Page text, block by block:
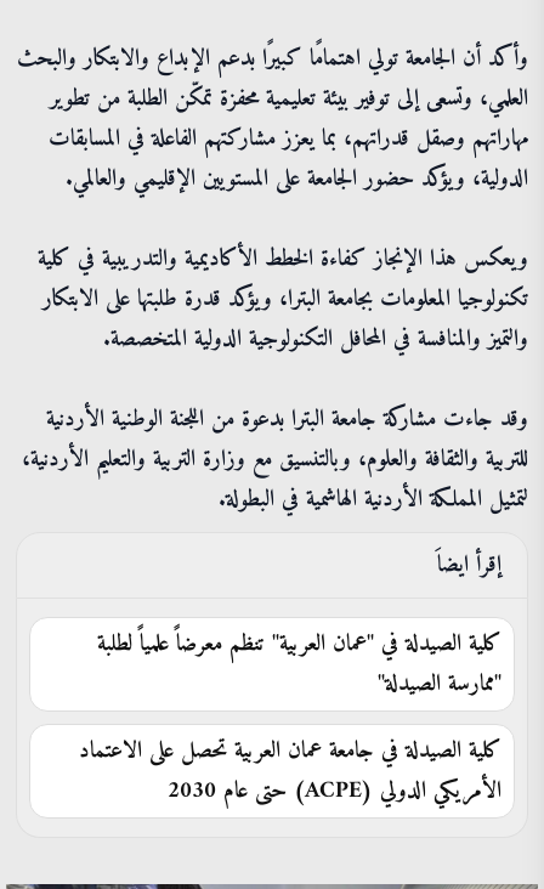
وأكد أن الجامعة تولي اهتمامًا كبيرًا بدعم الإبداع والابتكار والبحث
العلمي، وتسعى إلى توفير بيئة تعليمية محفزة تمكّن الطلبة من تطوير
مهاراتهم وصقل قدراتهم، بما يعزز مشاركتهم الفاعلة في المسابقات
الدولية، ويؤكد حضور الجامعة على المستويين الإقليمي والعالمي.
ويعكس هذا الإنجاز كفاءة الخطط الأكاديمية والتدريبية في كلية
تكنولوجيا المعلومات بجامعة البترا، ويؤكد قدرة طلبتها على الابتكار
والتميز والمنافسة في المحافل التكنولوجية الدولية المتخصصة.
وقد جاءت مشاركة جامعة البترا بدعوة من اللجنة الوطنية الأردنية
للتربية والثقافة والعلوم، وبالتنسيق مع وزارة التربية والتعليم الأردنية،
لتمثيل المملكة الأردنية الهاشمية في البطولة.
إقرأ ايضاَ
كلية الصيدلة في "عمان العربية" تنظم معرضاً علمياً لطلبة
"ممارسة الصيدلة"
كلية الصيدلة في جامعة عمان العربية تحصل على الاعتماد
الأمريكي الدولي (ACPE) حتى عام 2030